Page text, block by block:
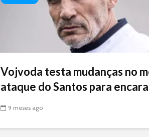
Vojvoda testa mudanças no
ataque do Santos para
9 meses ago